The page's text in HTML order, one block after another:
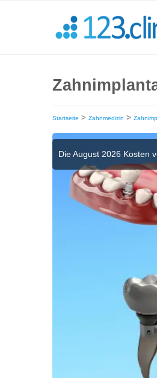
Startseite > Zahnmedizin >
Die August 2026 Kosten